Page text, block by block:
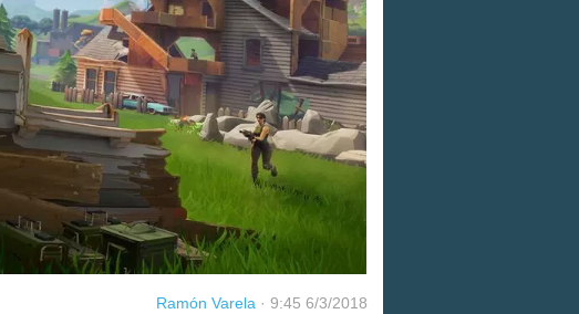
Ramón Varela · 9:45 6/3/2018